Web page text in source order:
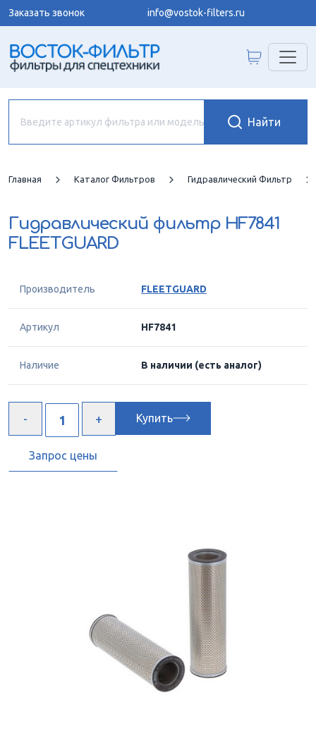
Заказать звонок info@vostok-filters.ru
Главная Каталог Фильтров Гидравлический Фильтр
Гидравлический фильтр HF7841
FLEETGUARD
Производитель FLEETGUARD
Артикул HF7841
Наличие В наличии (есть аналог)
Купить
Запрос цены